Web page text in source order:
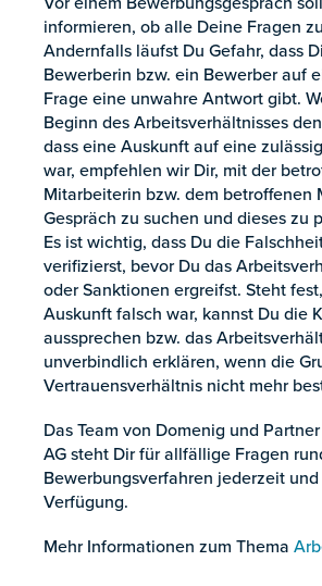
informieren, ob alle Deine Fragen
Andernfalls läufst Du Gefahr, dass
Bewerberin bzw. ein Bewerber auf
Frage eine unwahre Antwort gibt.
Beginn des Arbeitsverhältnisses
dass eine Auskunft auf eine
war, empfehlen wir Dir, mit der
Mitarbeiterin bzw. dem betroffenen
Gespräch zu suchen und dieses zu
Es ist wichtig, dass Du die
verifizierst, bevor Du das
oder Sanktionen ergreifst. Steht
Auskunft falsch war, kannst Du die
aussprechen bzw. das
unverbindlich erklären, wenn die
Vertrauensverhältnis nicht mehr
Das Team von Domenig und
AG steht Dir für allfällige Fragen
Bewerbungsverfahren jederzeit
Verfügung.
Mehr Informationen zum Thema